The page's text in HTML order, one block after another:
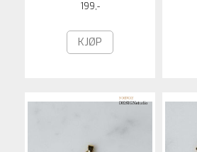
199,-
KJØP